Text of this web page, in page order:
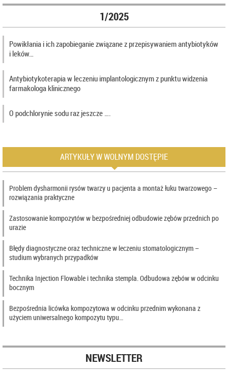
1/2025
Powikłania i ich zapobieganie związane z przepisywaniem antybiotyków
i leków…
Antybiotykoterapia w leczeniu implantologicznym z punktu widzenia
farmakologa klinicznego
O podchlorynie sodu raz jeszcze ….
ARTYKUŁY W WOLNYM DOSTĘPIE
Problem dysharmonii rysów twarzy u pacjenta a montaż łuku twarzowego –
rozwiązania praktyczne
Zastosowanie kompozytów w bezpośredniej odbudowie zębów przednich po
urazie
Błędy diagnostyczne oraz techniczne w leczeniu stomatologicznym –
studium wybranych przypadków
Technika Injection Flowable i technika stempla. Odbudowa zębów w odcinku
bocznym
Bezpośrednia licówka kompozytowa w odcinku przednim wykonana z
użyciem uniwersalnego kompozytu typu…
NEWSLETTER